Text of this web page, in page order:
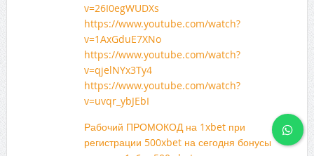
v=26I0egWUDXs
https://www.youtube.com/watch?
v=1AxGduE7XNo
https://www.youtube.com/watch?
v=qjelNYx3Ty4
https://www.youtube.com/watch?
v=uvqr_ybJEbI
Рабочий ПРОМОКОД на 1xbet при
регистрации 500xbet на сегодня бонусы